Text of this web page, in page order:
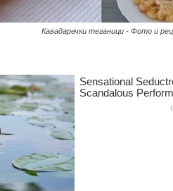
Кавадаречки теганици - Фото и